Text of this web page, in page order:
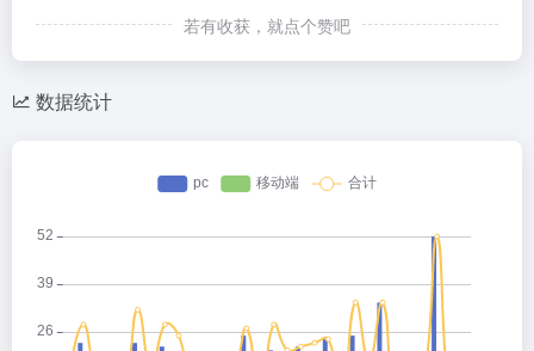
若有收获，就点个赞吧
数据统计